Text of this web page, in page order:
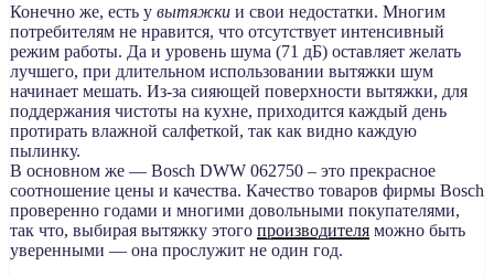
Конечно же, есть у вытяжки и свои недостатки. Многим
потребителям не нравится, что отсутствует интенсивный
режим работы. Да и уровень шума (71 дБ) оставляет желать
лучшего, при длительном использовании вытяжки шум
начинает мешать. Из-за сияющей поверхности вытяжки, для
поддержания чистоты на кухне, приходится каждый день
протирать влажной салфеткой, так как видно каждую
пылинку.
В основном же — Bosch DWW 062750 – это прекрасное
соотношение цены и качества. Качество товаров фирмы Bosch
проверенно годами и многими довольными покупателями,
так что, выбирая вытяжку этого производителя можно быть
уверенными — она прослужит не один год.